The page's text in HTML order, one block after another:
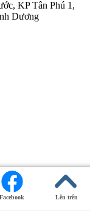
KP Tân Phú 1,
Dương
Facebook Lên trên
Gia Phát.